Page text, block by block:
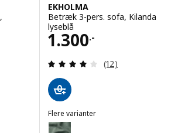
2-pers. sovesofa, Hemmesta grågrøn
2-pers. sovesofa, Kilanda lys beige
EKHOLMA
Betræk 3-pers. sofa, Kilanda
lyseblå
1.300.-
Pris 1300.-
Anmeld: 4.1 ud
(12)
Flere varianter
EKHOLMA
Mulighed: EKHOLMA, Betræk